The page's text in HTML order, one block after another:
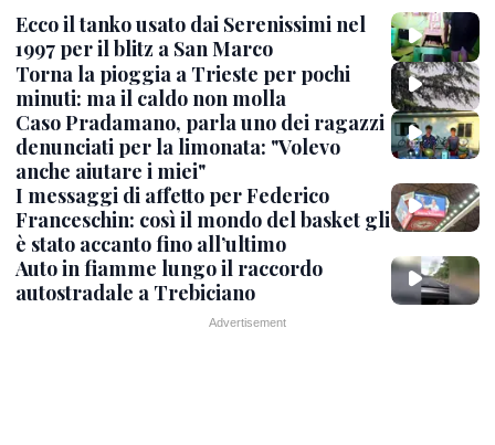
Ecco il tanko usato dai Serenissimi nel
1997 per il blitz a San Marco
Torna la pioggia a Trieste per pochi
minuti: ma il caldo non molla
Caso Pradamano, parla uno dei ragazzi
denunciati per la limonata: "Volevo
anche aiutare i miei"
I messaggi di affetto per Federico
Franceschin: così il mondo del basket gli
è stato accanto fino all’ultimo
Auto in fiamme lungo il raccordo
autostradale a Trebiciano